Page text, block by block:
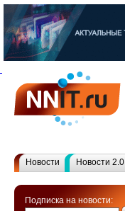
Новости Новости 2.0
Подписка на новости: